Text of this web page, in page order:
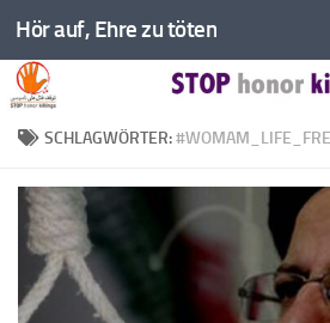
Zum Inhalt springen
Hör auf, Ehre zu töten
SCHLAGWÖRTER: